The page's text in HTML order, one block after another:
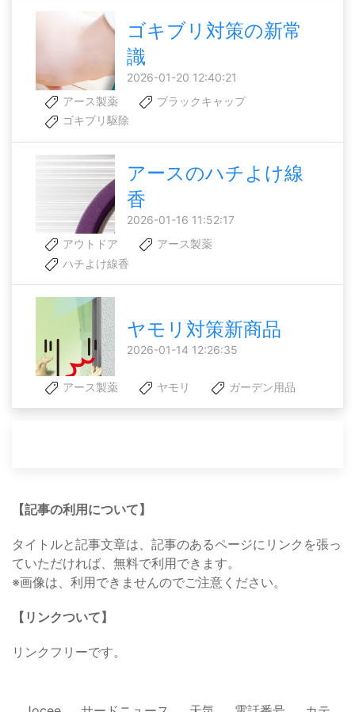
ゴキブリ対策の新常
識
2026-01-20 12:40:21
アース製薬
ブラックキャップ
ゴキブリ駆除
アースのハチよけ線
香
2026-01-16 11:52:17
アウトドア
アース製薬
ハチよけ線香
ヤモリ対策新商品
2026-01-14 12:26:35
アース製薬 ヤモリ ガーデン用品
【記事の利用について】
タイトルと記事文章は、記事のあるページにリンクを張っ
ていただければ、無料で利用できます。
※画像は、利用できませんのでご注意ください。
【リンクついて】
リンクフリーです。